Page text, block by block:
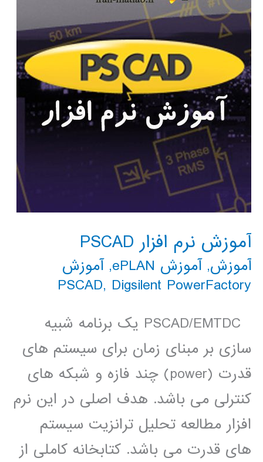
آموزش نرم افزار PSCAD
آموزش,آموزش ePLAN ,آموزش
PSCAD, Digsilent PowerFactory
PSCAD/EMTDC یک برنامه شبیه
سازی بر مبنای زمان برای سیستم های
قدرت (power) چند فازه و شبکه های
کنترلی می باشد. هدف اصلی در این نرم
افزار مطالعه تحلیل ترانزیت سیستم
های قدرت می باشد. کتابخانه کاملی از